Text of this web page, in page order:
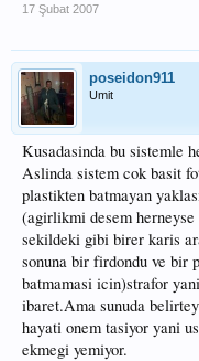
17 Şubat 2007
poseidon911
Umit
Kusadasinda bu sistemle
Aslinda sistem cok basit
plastikten batmayan
(agirlikmi desem herneyse
sekildeki gibi birer karis
sonuna bir firdondu ve bir
batmamasi icin)strafor
ibaret.Ama sunuda
hayati onem tasiyor yani
ekmegi yemiyor.